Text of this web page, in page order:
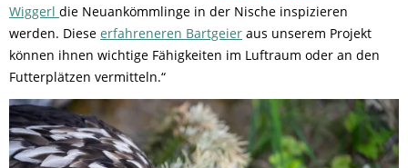
Wiggerl die Neuankömmlinge in der Nische inspizieren
werden. Diese erfahreneren Bartgeier aus unserem Projekt
können ihnen wichtige Fähigkeiten im Luftraum oder an den
Futterplätzen vermitteln.“